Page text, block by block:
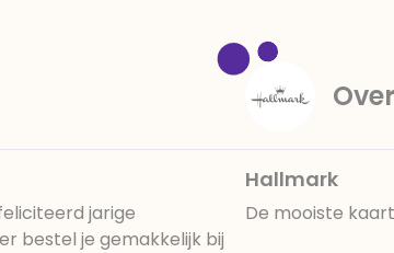
jarige
bestel je gemakkelijk bij
Hallmark
De mooiste